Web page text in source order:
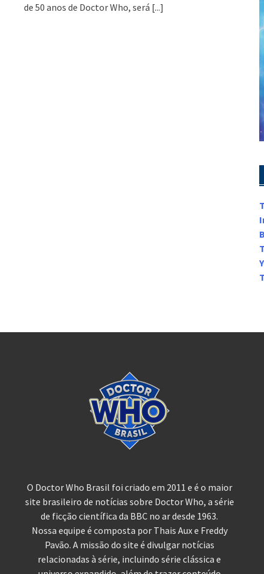
de 50 anos de Doctor Who, será [...]
O Doctor Who Brasil foi criado em 2011 e é o maior
site brasileiro de notícias sobre Doctor Who, a série
de ficção científica da BBC no ar desde 1963.
Nossa equipe é composta por Thais Aux e Freddy
Pavão. A missão do site é divulgar notícias
relacionadas à série, incluindo série clássica e